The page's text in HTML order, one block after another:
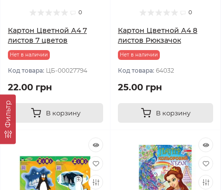
Фильтр
0
Картон Цветной А4 7
листов 7 цветов
Нет в наличии
Код товара: ЦБ-00027794
22.00 грн
В корзину
0
Картон Цветной А4 8
листов Рюкзачок
Нет в наличии
Код товара: 64032
25.00 грн
В корзину